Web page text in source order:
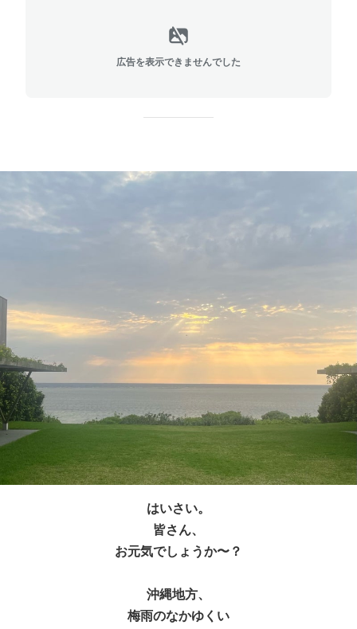
広告を表示できませんでした
はいさい。
皆さん、
お元気でしょうか〜？
沖縄地方、
梅雨のなかゆくい